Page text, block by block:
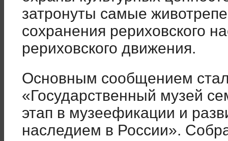
затронуты самые
сохранения рериховского
рериховского движения.
Основным сообщением
«Государственный музей
этап в музеефикации и
наследием в России».